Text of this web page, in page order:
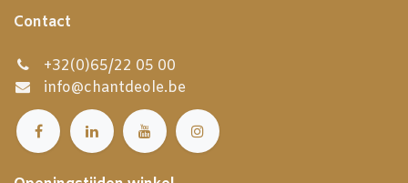
Contact
+32(0)65/22 05 00
info@chantdeole.be